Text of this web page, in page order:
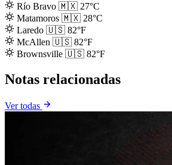
Río Bravo 🇲🇽 27°C
Matamoros 🇲🇽 28°C
Laredo 🇺🇸 82°F
McAllen 🇺🇸 82°F
Brownsville 🇺🇸 82°F
Notas relacionadas
Ver todas